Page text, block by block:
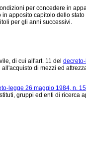
per concedere in
apposito capitolo dello
per gli anni successivi.
di cui all'art. 11 del
di mezzi ed
legge 26 maggio 1984, n.
gruppi ed enti di ricerca